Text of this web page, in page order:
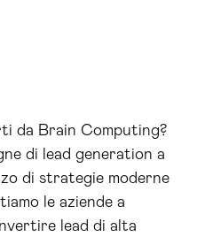
da Brain Computing?
di lead generation a
di strategie moderne
le aziende a
lead di alta